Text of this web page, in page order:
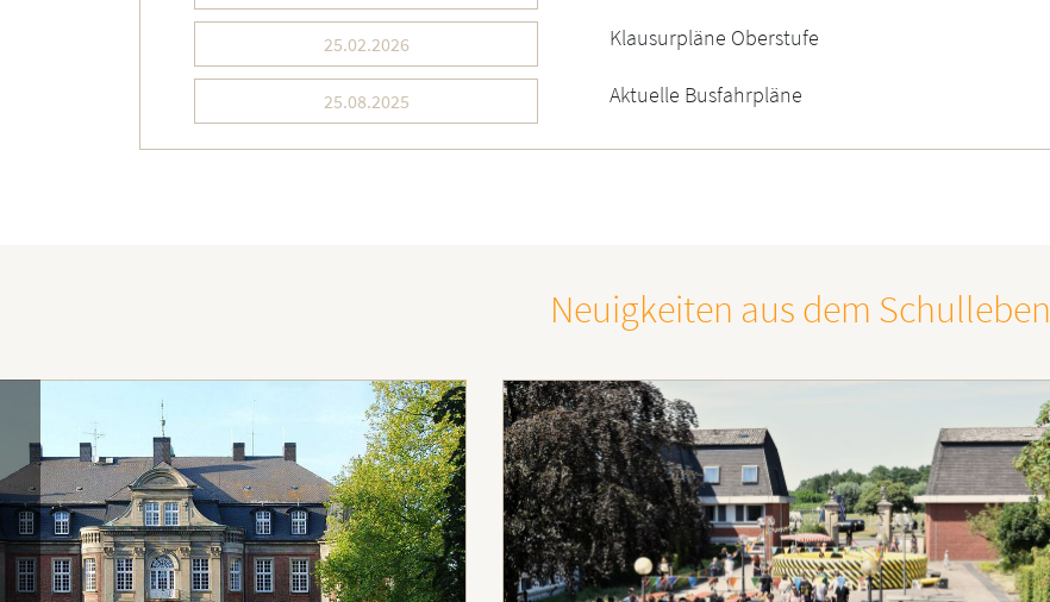
25.02.2026 Klausurpläne Oberstufe
25.08.2025 Aktuelle Busfahrpläne
Neuigkeiten aus dem Schulleben